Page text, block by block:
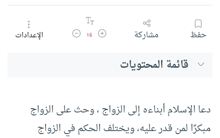
حفظ مشاركة زيادة حجم الخط
16 تقليل حجم الخطالإعدادات
قائمة المحتويات
دعا الإسلام أبناءه إلى الزواج ، وحث على الزواج
مبكرًا لمن قدر عليه، ويختلف الحكم في الزواج